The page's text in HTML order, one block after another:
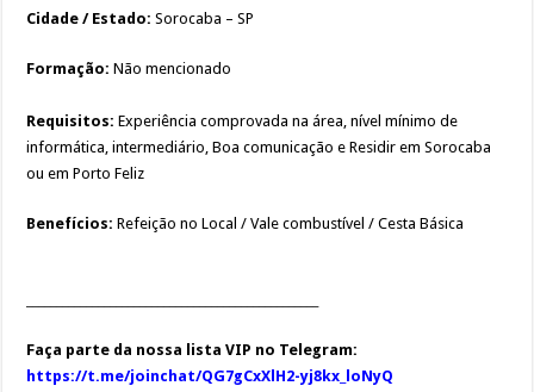
Cidade / Estado:Sorocaba – SP
Formação:Não mencionado
Requisitos: Experiência comprovada na área, nível mínimo de
informática, intermediário, Boa comunicação e Residir em Sorocaba
ou em Porto Feliz
Benefícios: Refeição no Local / Vale combustível / Cesta Básica
Faça parte da nossa lista VIP no Telegram:
https://t.me/joinchat/QG7gCxXlH2-yj8kx_loNyQ